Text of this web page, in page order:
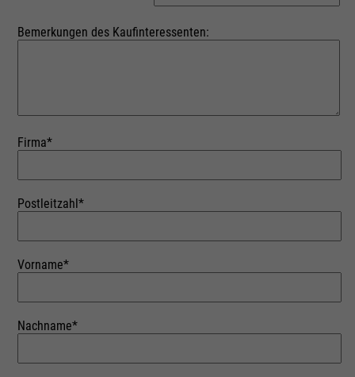
Bemerkungen des Kaufinteressenten:
Firma*
Postleitzahl*
Vorname*
Nachname*